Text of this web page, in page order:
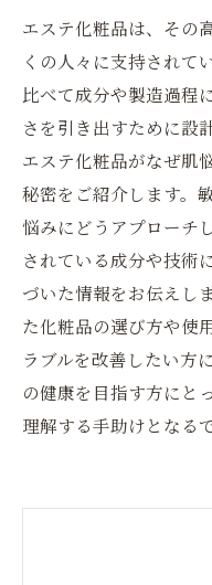
エステ化粧品は、その
くの人々に支持されて
比べて成分や製造過程
さを引き出すために設
エステ化粧品がなぜ肌
秘密をご紹介します。
悩みにどうアプローチ
されている成分や技術
づいた情報をお伝えし
た化粧品の選び方や使
ラブルを改善したい方
の健康を目指す方にと
理解する手助けとなる